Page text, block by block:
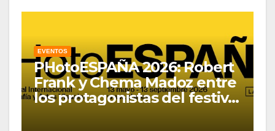
EVENTOS
PHotoESPAÑA 2026: Robert
Frank y Chema Madoz entre
los protagonistas del festival